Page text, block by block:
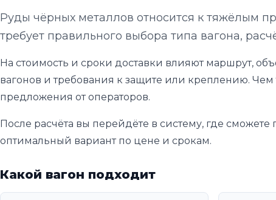
Руды чёрных металлов относится к тяжёлым
требует правильного выбора типа вагона,
На стоимость и сроки доставки влияют маршрут,
вагонов и требования к защите или креплению.
предложения от операторов.
После расчёта вы перейдёте в систему, где
оптимальный вариант по цене и срокам.
Какой вагон подходит